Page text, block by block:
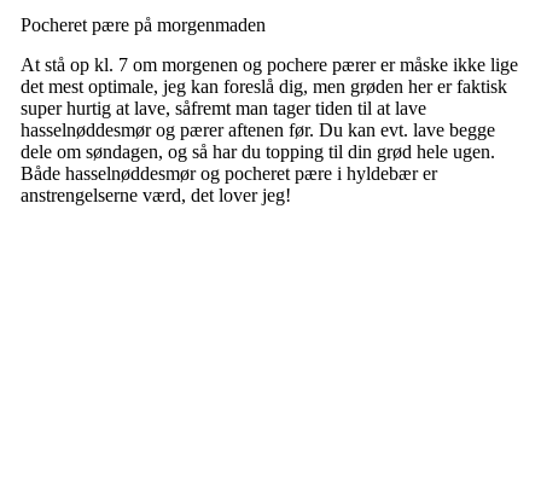
Pocheret pære på morgenmaden
At stå op kl. 7 om morgenen og pochere pærer er måske ikke lige
det mest optimale, jeg kan foreslå dig, men grøden her er faktisk
super hurtig at lave, såfremt man tager tiden til at lave
hasselnøddesmør og pærer aftenen før. Du kan evt. lave begge
dele om søndagen, og så har du topping til din grød hele ugen.
Både hasselnøddesmør og pocheret pære i hyldebær er
anstrengelserne værd, det lover jeg!